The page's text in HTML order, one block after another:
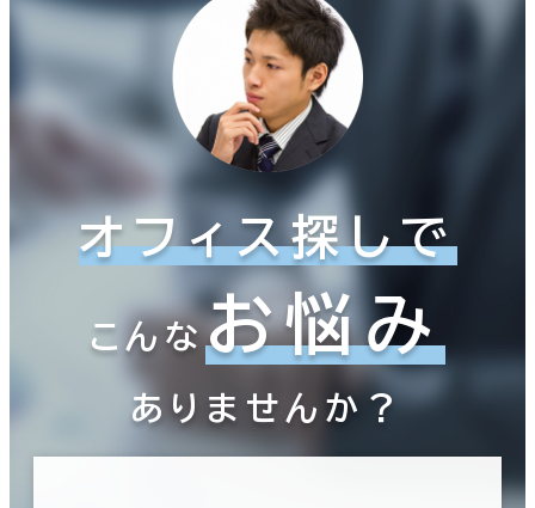
オフィス探しで
こんなお悩み
ありませんか？